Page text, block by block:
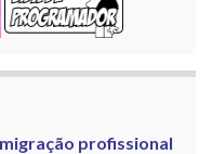
profissional